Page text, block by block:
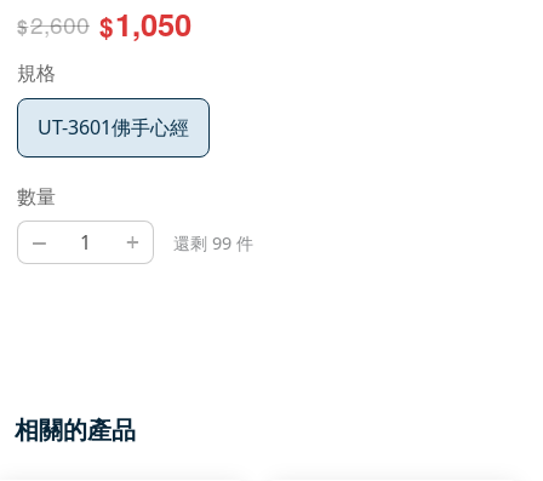
$2,600 $1,050
規格
UT-3601佛手心經
數量
– + 還剩 99 件
相關的產品